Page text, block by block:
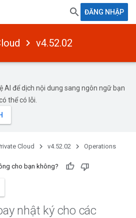
ĐĂNG NHẬP
v4.52.02
AI để dịch nội dung sang ngôn ngữ bạn
thể có lỗi.
Cloud v4.52.02 Operations
cho bạn không?
nhật ký cho các